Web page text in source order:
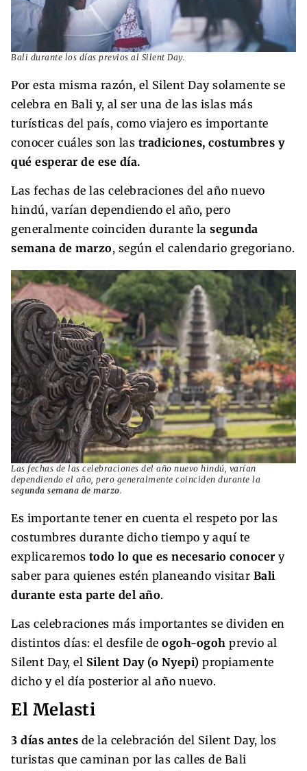
Bali durante los días previos al Silent Day.
Por esta misma razón, el Silent Day solamente se
celebra en Bali y, al ser una de las islas más
turísticas del país, como viajero es importante
conocer cuáles son las tradiciones, costumbres y
qué esperar de ese día.
Las fechas de las celebraciones del año nuevo
hindú, varían dependiendo el año, pero
generalmente coinciden durante la segunda
semana de marzo, según el calendario gregoriano.
Las fechas de las celebraciones del año nuevo hindú, varían
dependiendo el año, pero generalmente coinciden durante la
segunda semana de marzo.
Es importante tener en cuenta el respeto por las
costumbres durante dicho tiempo y aquí te
explicaremos todo lo que es necesario conocery
saber para quienes estén planeando visitar Bali
durante esta parte del año.
Las celebraciones más importantes se dividen en
distintos días: el desfile de ogoh-ogoh previo al
Silent Day, el Silent Day (o Nyepi) propiamente
dicho y el día posterior al año nuevo.
El Melasti
3 días antes de la celebración del Silent Day, los
turistas que caminan por las calles de Bali